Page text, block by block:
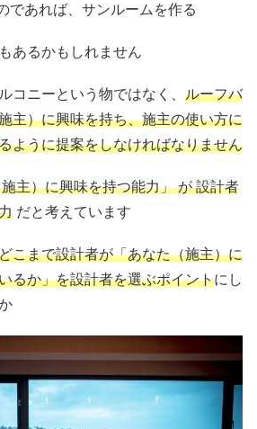
であれば、サンルームを作る
あるかもしれません
コニーという物ではなく、 ルーフバ
主）に興味を持ち、施主の使い方に
ように提案をしなければなりません
主）に興味を持つ能力」 が 設計者
だと考えています
こまで設計者が「あなた（施主）に
るか」を設計者を選ぶポイントにし